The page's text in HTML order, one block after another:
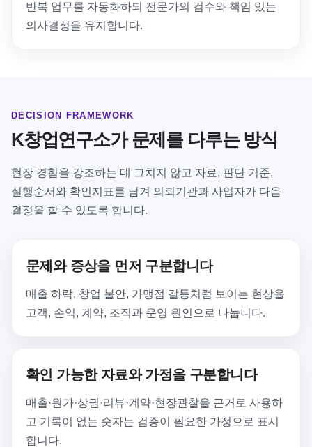
반복 업무를 자동화하되 전문가의 검수와 책임 있는
의사결정을 유지합니다.
DECISION FRAMEWORK
K창업연구소가 문제를 다루는 방식
현장 경험을 강조하는 데 그치지 않고 자료, 판단 기준,
실행순서와 확인지표를 남겨 의뢰기관과 사업자가 다음
결정을 할 수 있도록 합니다.
문제와 증상을 먼저 구분합니다
매출 하락, 창업 불안, 가맹점 갈등처럼 보이는 현상을
고객, 손익, 계약, 조직과 운영 원인으로 나눕니다.
확인 가능한 자료와 가정을 구분합니다
매출·원가·상권·리뷰·계약·현장관찰을 근거로 사용하
고 기록이 없는 숫자는 검증이 필요한 가정으로 표시
합니다.